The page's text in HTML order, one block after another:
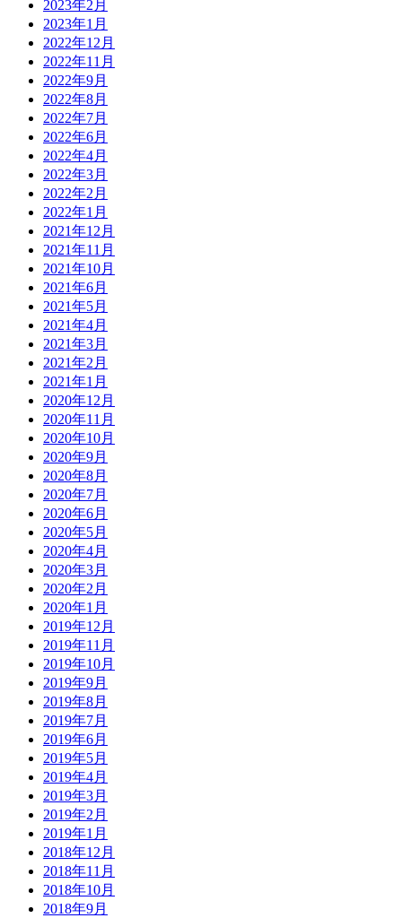
2023年2月
2023年1月
2022年12月
2022年11月
2022年9月
2022年8月
2022年7月
2022年6月
2022年4月
2022年3月
2022年2月
2022年1月
2021年12月
2021年11月
2021年10月
2021年6月
2021年5月
2021年4月
2021年3月
2021年2月
2021年1月
2020年12月
2020年11月
2020年10月
2020年9月
2020年8月
2020年7月
2020年6月
2020年5月
2020年4月
2020年3月
2020年2月
2020年1月
2019年12月
2019年11月
2019年10月
2019年9月
2019年8月
2019年7月
2019年6月
2019年5月
2019年4月
2019年3月
2019年2月
2019年1月
2018年12月
2018年11月
2018年10月
2018年9月